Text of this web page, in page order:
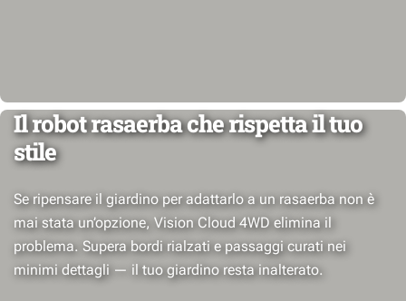
Il robot rasaerba che rispetta il tuo
stile
Se ripensare il giardino per adattarlo a un rasaerba non è
mai stata un’opzione, Vision Cloud 4WD elimina il
problema. Supera bordi rialzati e passaggi curati nei
minimi dettagli — il tuo giardino resta inalterato.